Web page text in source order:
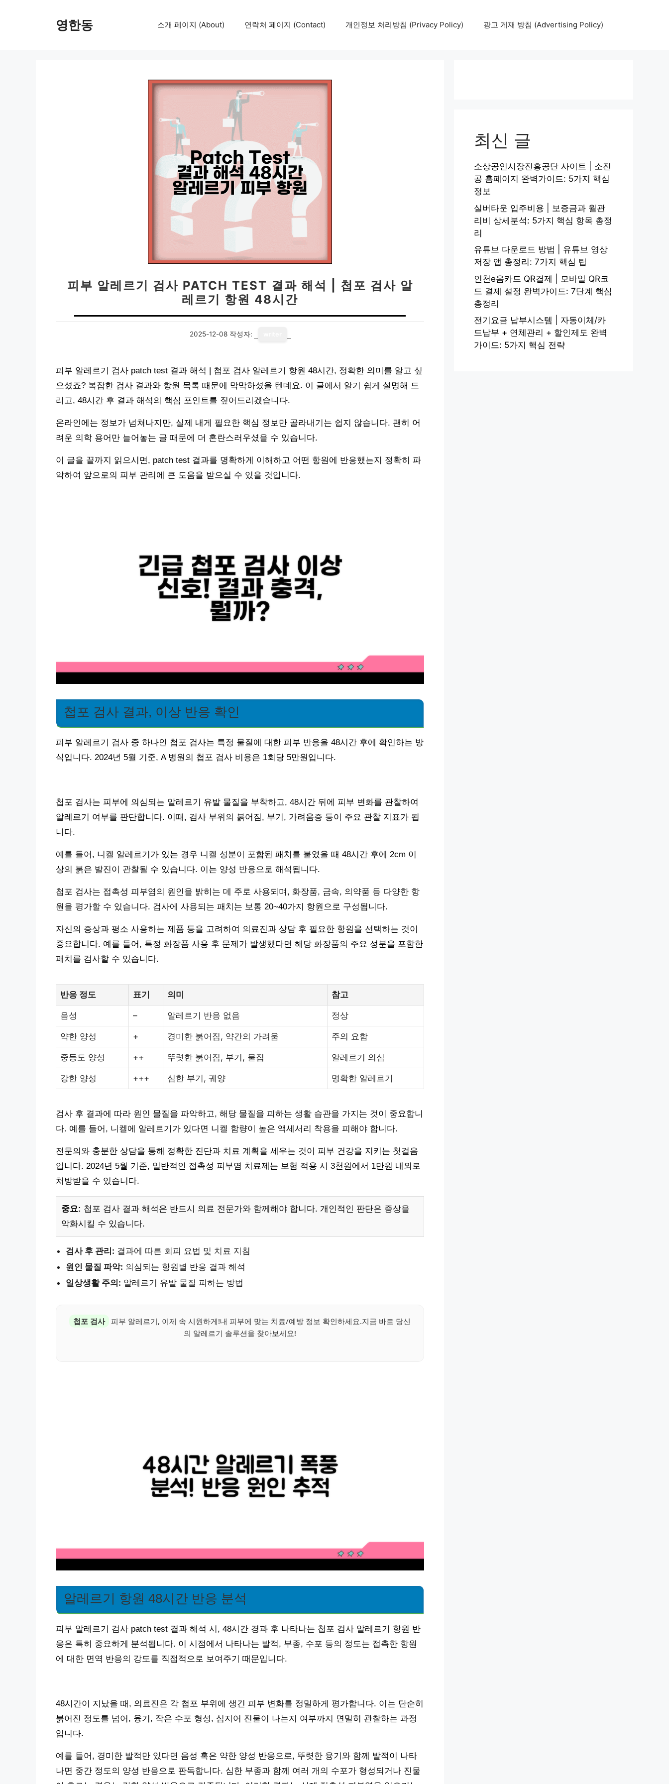
영한동 소개 페이지 (About) 연락처 페이지 (Contact) 개인정보 처리방침 (Privacy Policy) 광고 게재 방침 (Advertising Policy)
피부 알레르기 검사 PATCH TEST 결과 해석 | 첩포 검사 알
레르기 항원 48시간
2025-12-08 작성자:
피부 알레르기 검사 patch test 결과 해석 | 첩포 검사 알레르기 항원 48시간, 정확한 의미를 알고 싶
으셨죠? 복잡한 검사 결과와 항원 목록 때문에 막막하셨을 텐데요. 이 글에서 알기 쉽게 설명해 드
리고, 48시간 후 결과 해석의 핵심 포인트를 짚어드리겠습니다.
온라인에는 정보가 넘쳐나지만, 실제 내게 필요한 핵심 정보만 골라내기는 쉽지 않습니다. 괜히 어
려운 의학 용어만 늘어놓는 글 때문에 더 혼란스러우셨을 수 있습니다.
이 글을 끝까지 읽으시면, patch test 결과를 명확하게 이해하고 어떤 항원에 반응했는지 정확히 파
악하여 앞으로의 피부 관리에 큰 도움을 받으실 수 있을 것입니다.
첩포 검사 결과, 이상 반응 확인
피부 알레르기 검사 중 하나인 첩포 검사는 특정 물질에 대한 피부 반응을 48시간 후에 확인하는 방
식입니다. 2024년 5월 기준, A 병원의 첩포 검사 비용은 1회당 5만원입니다.
첩포 검사는 피부에 의심되는 알레르기 유발 물질을 부착하고, 48시간 뒤에 피부 변화를 관찰하여
알레르기 여부를 판단합니다. 이때, 검사 부위의 붉어짐, 부기, 가려움증 등이 주요 관찰 지표가 됩
니다.
예를 들어, 니켈 알레르기가 있는 경우 니켈 성분이 포함된 패치를 붙였을 때 48시간 후에 2cm 이
상의 붉은 발진이 관찰될 수 있습니다. 이는 양성 반응으로 해석됩니다.
첩포 검사는 접촉성 피부염의 원인을 밝히는 데 주로 사용되며, 화장품, 금속, 의약품 등 다양한 항
원을 평가할 수 있습니다. 검사에 사용되는 패치는 보통 20~40가지 항원으로 구성됩니다.
자신의 증상과 평소 사용하는 제품 등을 고려하여 의료진과 상담 후 필요한 항원을 선택하는 것이
중요합니다. 예를 들어, 특정 화장품 사용 후 문제가 발생했다면 해당 화장품의 주요 성분을 포함한
패치를 검사할 수 있습니다.
반응 정도 표기 의미 참고
음성 – 알레르기 반응 없음 정상
약한 양성 + 경미한 붉어짐, 약간의 가려움 주의 요함
중등도 양성 ++ 뚜렷한 붉어짐, 부기, 물집 알레르기 의심
강한 양성 +++ 심한 부기, 궤양 명확한 알레르기
검사 후 결과에 따라 원인 물질을 파악하고, 해당 물질을 피하는 생활 습관을 가지는 것이 중요합니
다. 예를 들어, 니켈에 알레르기가 있다면 니켈 함량이 높은 액세서리 착용을 피해야 합니다.
전문의와 충분한 상담을 통해 정확한 진단과 치료 계획을 세우는 것이 피부 건강을 지키는 첫걸음
입니다. 2024년 5월 기준, 일반적인 접촉성 피부염 치료제는 보험 적용 시 3천원에서 1만원 내외로
처방받을 수 있습니다.
중요: 첩포 검사 결과 해석은 반드시 의료 전문가와 함께해야 합니다. 개인적인 판단은 증상을
악화시킬 수 있습니다.
검사 후 관리: 결과에 따른 회피 요법 및 치료 지침
원인 물질 파악: 의심되는 항원별 반응 결과 해석
일상생활 주의: 알레르기 유발 물질 피하는 방법
첩포 검사
피부 알레르기, 이제 속 시원하게!내 피부에 맞는 치료/예방 정보 확인하세요.지금 바로 당신
의 알레르기 솔루션을 찾아보세요!
알레르기 항원 48시간 반응 분석
피부 알레르기 검사 patch test 결과 해석 시, 48시간 경과 후 나타나는 첩포 검사 알레르기 항원 반
응은 특히 중요하게 분석됩니다. 이 시점에서 나타나는 발적, 부종, 수포 등의 정도는 접촉한 항원
에 대한 면역 반응의 강도를 직접적으로 보여주기 때문입니다.
48시간이 지났을 때, 의료진은 각 첩포 부위에 생긴 피부 변화를 정밀하게 평가합니다. 이는 단순히
붉어진 정도를 넘어, 융기, 작은 수포 형성, 심지어 진물이 나는지 여부까지 면밀히 관찰하는 과정
입니다.
예를 들어, 경미한 발적만 있다면 음성 혹은 약한 양성 반응으로, 뚜렷한 융기와 함께 발적이 나타
나면 중간 정도의 양성 반응으로 판독합니다. 심한 부종과 함께 여러 개의 수포가 형성되거나 진물
최신 글
소상공인시장진흥공단 사이트 | 소진
공 홈페이지 완벽가이드: 5가지 핵심
정보
실버타운 입주비용 | 보증금과 월관
리비 상세분석: 5가지 핵심 항목 총정
리
유튜브 다운로드 방법 | 유튜브 영상
저장 앱 총정리: 7가지 핵심 팁
인천e음카드 QR결제 | 모바일 QR코
드 결제 설정 완벽가이드: 7단계 핵심
총정리
전기요금 납부시스템 | 자동이체/카
드납부 + 연체관리 + 할인제도 완벽
가이드: 5가지 핵심 전략